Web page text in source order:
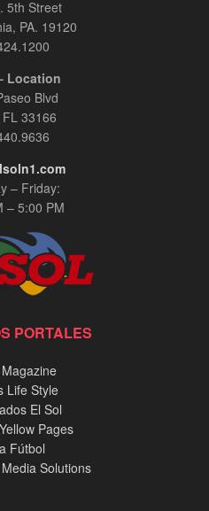
5th Street
PA. 19120
Location
Blvd
33166
– Friday:
– 5:00 PM
PORTALES
Life Style
El Sol
Pages
Fútbol
Solutions